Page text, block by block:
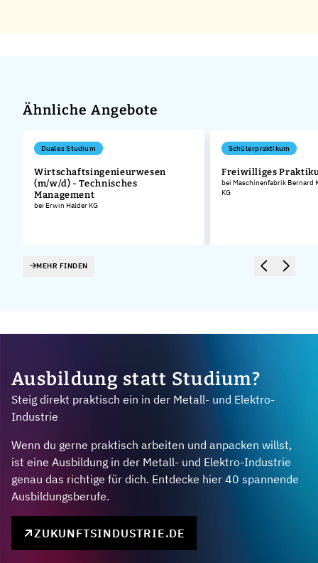
Ähnliche Angebote
Duales Studium
Wirtschaftsingenieurwesen
(m/w/d) - Technisches
Management
bei Erwin Halder KG
Schülerpraktikum
Freiwilliges
bei Maschinenfabrik Bernard
KG
MEHR FINDEN
Ausbildung statt Studium?
Steig direkt praktisch ein in der Metall- und Elektro-
Industrie
Wenn du gerne praktisch arbeiten und anpacken willst,
ist eine Ausbildung in der Metall- und Elektro-Industrie
genau das richtige für dich. Entdecke hier 40 spannende
Ausbildungsberufe.
ZUKUNFTSINDUSTRIE.DE